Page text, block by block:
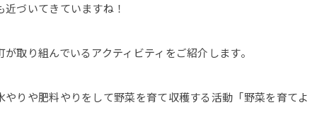
づいてきていますね！
取り組んでいるアクティビティをご紹介します。
りや肥料やりをして野菜を育て収穫する活動「野菜を育てよ